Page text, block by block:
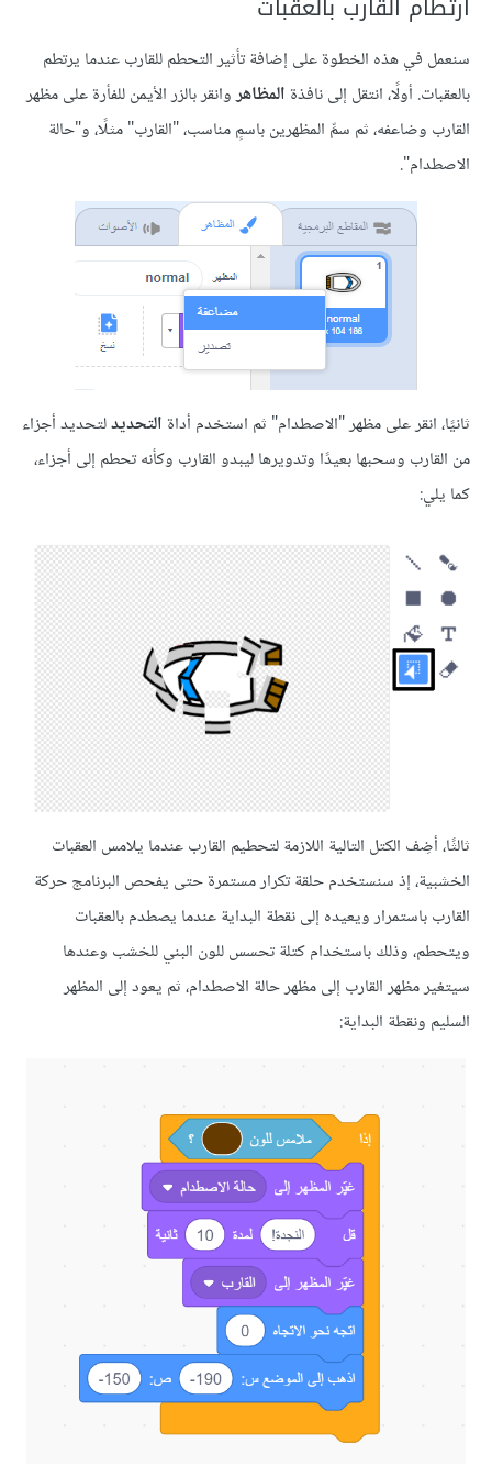
هذه الخطوة على إضافة تأثير التحطم للقارب عندما يرتطم
أولًا، انتقل إلى نافذة المظاهروانقر بالزر الأيمن للفأرة على مظهر
وضاعفه، ثم سمِّ المظهرين باسمٍ مناسب، "القارب" مثلًا، و"حالة
انقر على مظهر "الاصطدام" ثم استخدم أداةالتحديدلتحديد أجزاء
وسحبها بعيدًا وتدويرها ليبدو القارب وكأنه تحطم إلى أجزاء،
الكتل التالية اللازمة لتحطيم القارب عندما يلامس العقبات
إذ سنستخدم حلقة تكرار مستمرة حتى يفحص البرنامج حركة
ويعيده إلى نقطة البداية عندما يصطدم بالعقبات
وذلك باستخدام كتلة تحسس للون البني للخشب وعندها
القارب إلى مظهر حالة الاصطدام، ثم يعود إلى المظهر
البداية: